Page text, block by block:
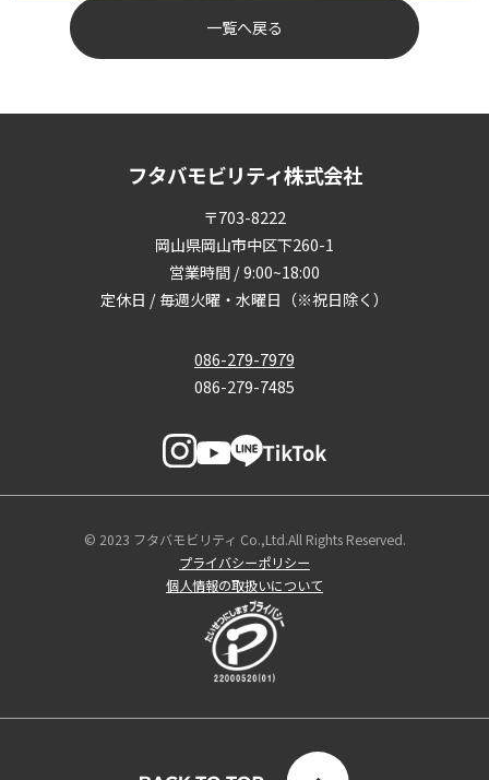
一覧へ戻る
フタバモビリティ株式会社
〒703-8222
岡山県岡山市中区下260-1
営業時間 / 9:00~18:00
定休日 / 毎週火曜・水曜日（※祝日除く）
086-279-7979
086-279-7485
© 2023 フタバモビリティ Co.,Ltd.All Rights Reserved.
プライバシーポリシー
個人情報の取扱いについて